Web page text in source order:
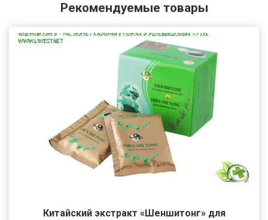
Рекомендуемые товары
Китайский экстракт «Шеншитонг» для